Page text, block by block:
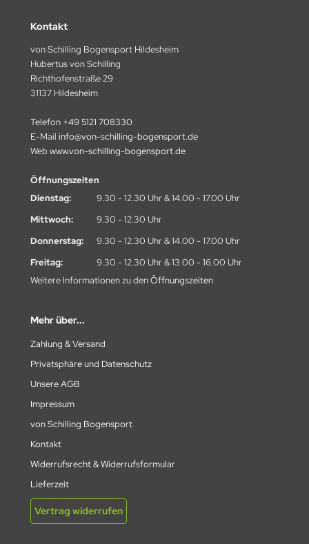
Kontakt
von Schilling Bogensport Hildesheim
Hubertus von Schilling
Richthofenstraße 29
31137 Hildesheim
Telefon +49 5121 708330
E-Mail info@von-schilling-bogensport.de
Web www.von-schilling-bogensport.de
Öffnungszeiten
Dienstag:
9.30 - 12.30 Uhr & 14.00 - 17.00 Uhr
Mittwoch:
9.30 - 12.30 Uhr
Donnerstag:
9.30 - 12.30 Uhr & 14.00 - 17.00 Uhr
Freitag:
9.30 - 12.30 Uhr & 13.00 - 16.00 Uhr
Weitere Informationen zu denÖffnungszeiten
Mehr über...
Zahlung & Versand
Privatsphäre und Datenschutz
Unsere AGB
Impressum
von Schilling Bogensport
Kontakt
Widerrufsrecht & Widerrufsformular
Lieferzeit
Vertrag widerrufen